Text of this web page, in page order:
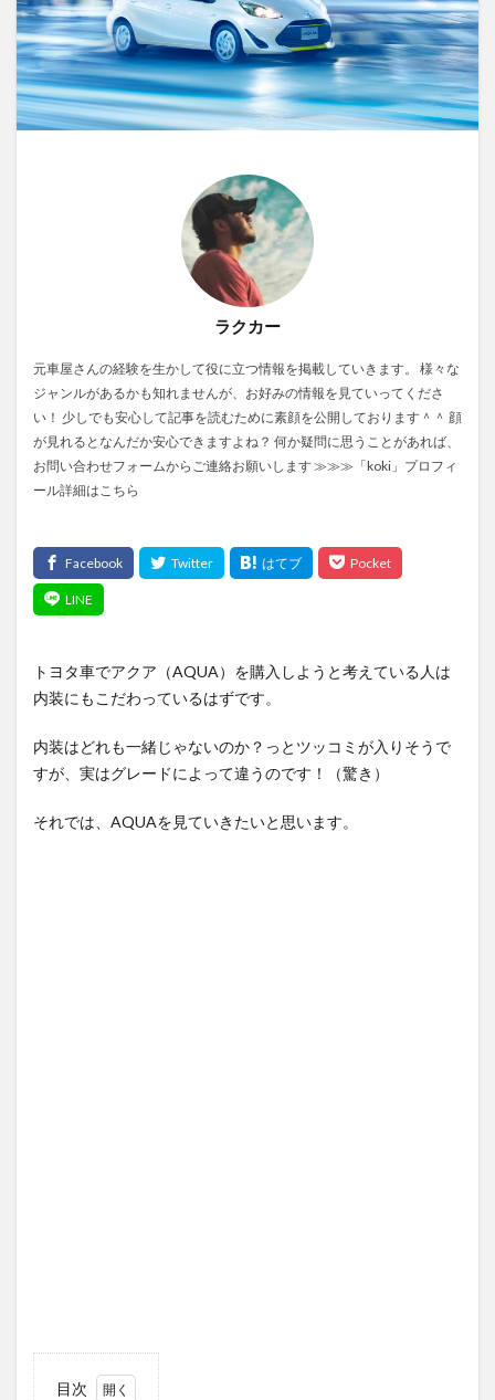
ラクカー
元車屋さんの経験を生かして役に立つ情報を掲載していきます。 様々な
ジャンルがあるかも知れませんが、お好みの情報を見ていってくださ
い！ 少しでも安心して記事を読むために素顔を公開しております＾＾ 顔
が見れるとなんだか安心できますよね？ 何か疑問に思うことがあれば、
お問い合わせフォームからご連絡お願いします≫≫≫「koki」プロフィ
ール詳細はこちら
トヨタ車でアクア（AQUA）を購入しようと考えている人は
内装にもこだわっているはずです。
内装はどれも一緒じゃないのか？っとツッコミが入りそうで
すが、実はグレードによって違うのです！（驚き）
それでは、AQUAを見ていきたいと思います。
目次